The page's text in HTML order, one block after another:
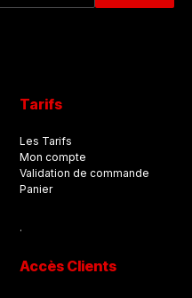
Tarifs
Les Tarifs
Mon compte
Validation de commande
Panier
.
Accès Clients